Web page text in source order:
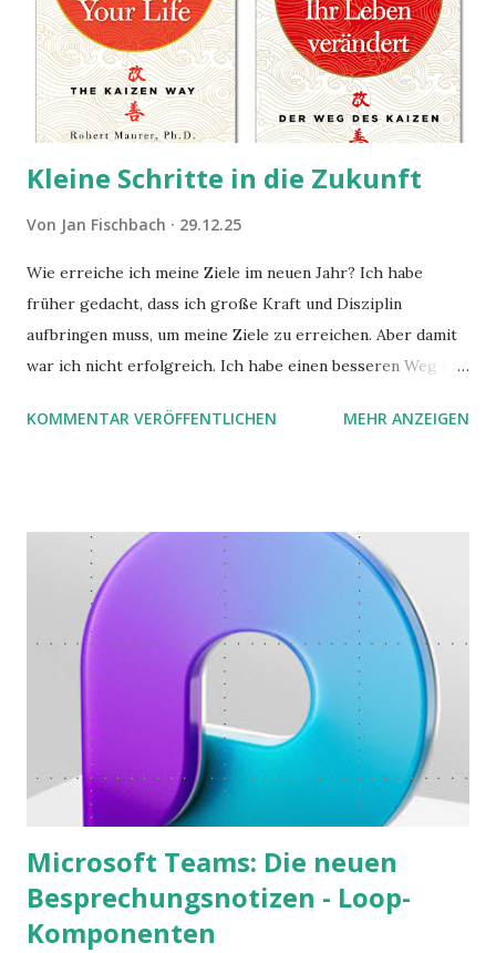
Kleine Schritte in die Zukunft
Von Jan Fischbach 29.12.25
Wie erreiche ich meine Ziele im neuen Jahr? Ich habe
früher gedacht, dass ich große Kraft und Disziplin
aufbringen muss, um meine Ziele zu erreichen. Aber damit
war ich nicht erfolgreich. Ich habe einen besseren Weg in
möchte. Darin habe ich zwei gute Begründungen gefunden,
KOMMENTAR VERÖFFENTLICHEN MEHR ANZEIGEN
Microsoft Teams: Die neuen
Besprechungsnotizen - Loop-
Komponenten